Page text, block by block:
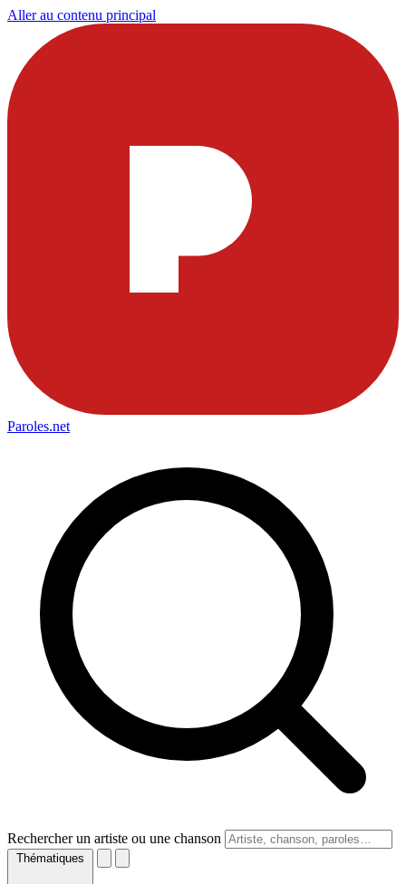
Aller au contenu principal
Paroles.net
Rechercher un artiste ou une chanson
Thématiques